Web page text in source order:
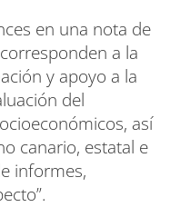
en una nota de
a la
y apoyo a la
del
así
canario, estatal e
informes,